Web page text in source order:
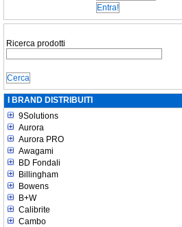
Ricerca prodotti
I BRAND DISTRIBUITI
9Solutions
Aurora
Aurora PRO
Awagami
BD Fondali
Billingham
Bowens
B+W
Calibrite
Cambo